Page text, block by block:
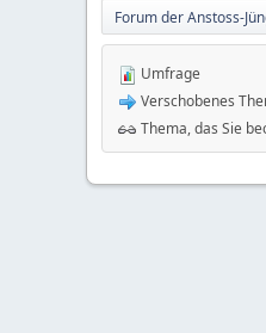
Forum der Anstoss-
Umfrage
Verschobenes
Thema, das Sie